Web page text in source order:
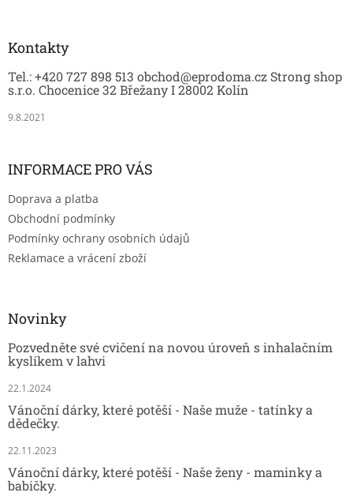
Kontakty
Tel.: +420 727 898 513 obchod@eprodoma.cz Strong shop
s.r.o. Chocenice 32 Břežany I 28002 Kolín
9.8.2021
INFORMACE PRO VÁS
Doprava a platba
Obchodní podmínky
Podmínky ochrany osobních údajů
Reklamace a vrácení zboží
Novinky
Pozvedněte své cvičení na novou úroveň s inhalačním
kyslíkem v lahvi
22.1.2024
Vánoční dárky, které potěší - Naše muže - tatínky a
dědečky.
22.11.2023
Vánoční dárky, které potěší - Naše ženy - maminky a
babičky.